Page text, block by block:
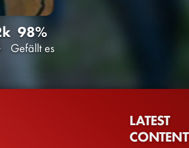
98%
Gefällt es
LATEST
CONTENT